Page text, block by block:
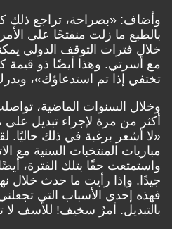
وأضاف: «بصراحة، تراجع ذلك
بالطبع ما زلت منفتحًا على
خلال فترات التوقف الدولي
مع أسرتي. وهذا أيضًا ذو قيمة
تختفي إذا تم استدعاؤك»،
وخلال السنوات الماضية،
أكثر من مرة لإجراء تبديل
«لا أشعر برغبة في ذلك
مباريات المنتخبات السنية مع
واستمتعت حقًا بتلك الفترة،
جيدًا. وإذا رأيت ما حدث خلال
فهذه إحدى الأسباب التي
بالتبديل. أمرٌ سخيف! للأسف لا